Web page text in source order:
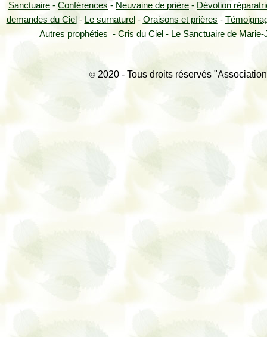
Sanctuaire - Conférences - Neuvaine de prière - Dévotion
demandes du Ciel - Le surnaturel - Oraisons et prières -
Autres prophéties - Cris du Ciel - Le Sanctuaire de Marie-
© 2020 - Tous droits réservés